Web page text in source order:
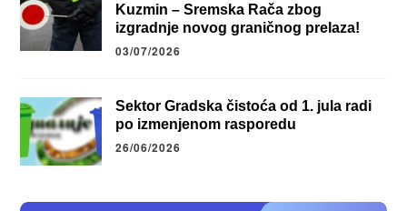
Kuzmin – Sremska Rača zbog
izgradnje novog graničnog prelaza!
03/07/2026
Sektor Gradska čistoća od 1. jula radi
po izmenjenom rasporedu
26/06/2026